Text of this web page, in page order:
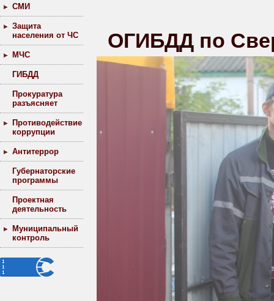
СМИ
Защита
населения от ЧС
МЧС
ГИБДД
Прокуратура
разъясняет
Противодействие
коррупции
Антитеррор
Губернаторские
программы
Проектная
деятельность
Муниципальный
контроль
ОГИБДД по